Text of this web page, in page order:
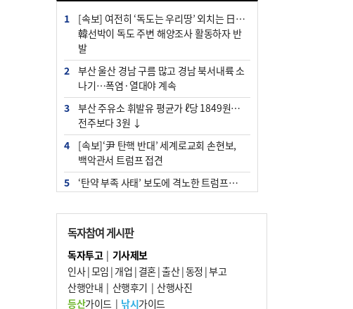
1
[속보] 여전히 ‘독도는 우리땅’ 외치는 日…
韓선박이 독도 주변 해양조사 활동하자 반
발
2
부산 울산 경남 구름 많고 경남 북서내륙 소
나기…폭염·열대야 계속
3
부산 주유소 휘발유 평균가 ℓ당 1849원…
전주보다 3원 ↓
4
[속보]‘尹 탄핵 반대’ 세계로교회 손현보,
백악관서 트럼프 접견
5
‘탄약 부족 사태’ 보도에 격노한 트럼프…
과…“현재는 부적절 행위 없어”
7
"올해 코스피 사이드카 43회 중 25회는 삼
전닉스 ETF 이후 발생"
8
서울 중랑구서 흉기 난동…60대 남성 2명
독자참여 게시판
독자투고| 기사제보
인사|모임 | 개업 | 결혼|출산|동정 |부고
산행안내 | 산행후기 | 산행사진
등산가이드| 낚시가이드